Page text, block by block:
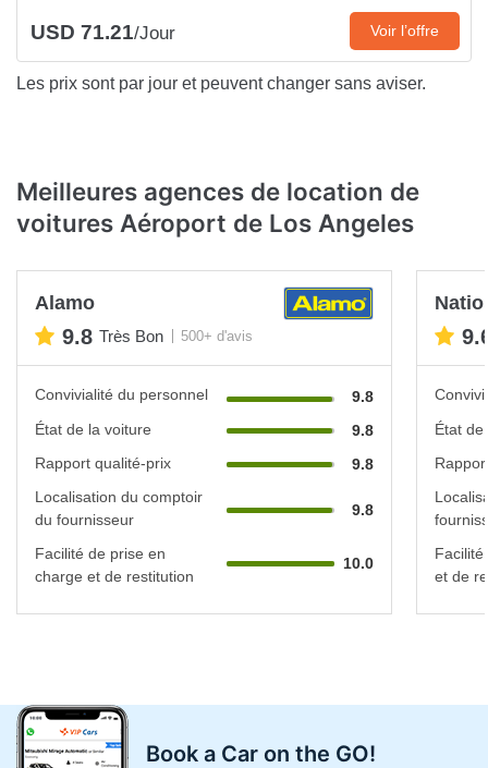
USD 71.21/Jour Voir l’offre
Les prix sont par jour et peuvent changer sans aviser.
Meilleures agences de location de
voitures Aéroport de Los Angeles
Alamo
9.8 Très Bon 500+ d'avis
Convivialité du personnel
9.8
État de la voiture
9.8
Rapport qualité-prix
9.8
Localisation du comptoir
du fournisseur
9.8
Facilité de prise en
charge et de restitution
10.0
État
et de
Book a Car on the GO!